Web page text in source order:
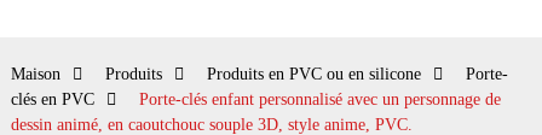
Maison Produits Produits en PVC ou en silicone
Porte-
clés en PVC
Porte-clés enfant personnalisé avec un personnage de
dessin animé, en caoutchouc souple 3D, style anime, PVC.